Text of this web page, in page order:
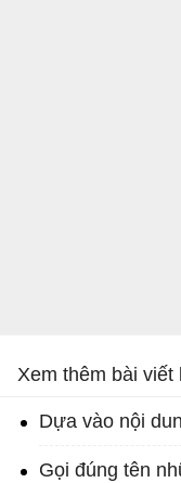
Xem thêm bài viết
Dựa vào nội
Gọi đúng tên